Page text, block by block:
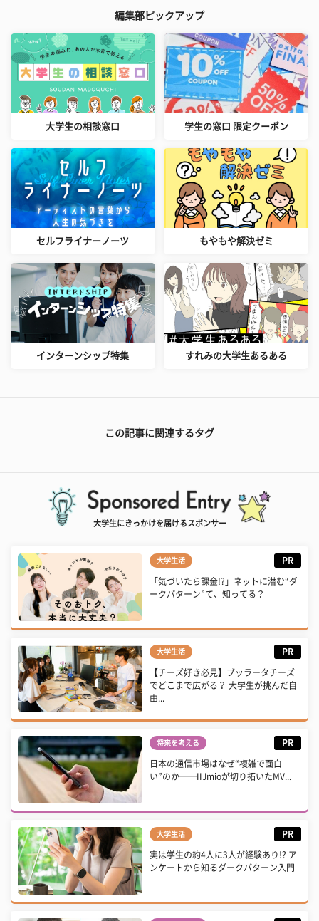
編集部ピックアップ
大学生の相談窓口 学生の窓口 限定クーポン
セルフライナーノーツ もやもや解決ゼミ
インターンシップ特集 すれみの大学生あるある
この記事に関連するタグ
大学生にきっかけを届けるスポンサー
大学生活 PR
「気づいたら課金!?」ネットに潜む“ダ
ークパターン”て、知ってる？
大学生活 PR
【チーズ好き必見】ブッラータチーズ
でどこまで広がる？ 大学生が挑んだ自
由...
将来を考える PR
日本の通信市場はなぜ“複雑で面白
い”のか──IIJmioが切り拓いたMV...
大学生活 PR
実は学生の約4人に3人が経験あり!? ア
ンケートから知るダークパターン入門